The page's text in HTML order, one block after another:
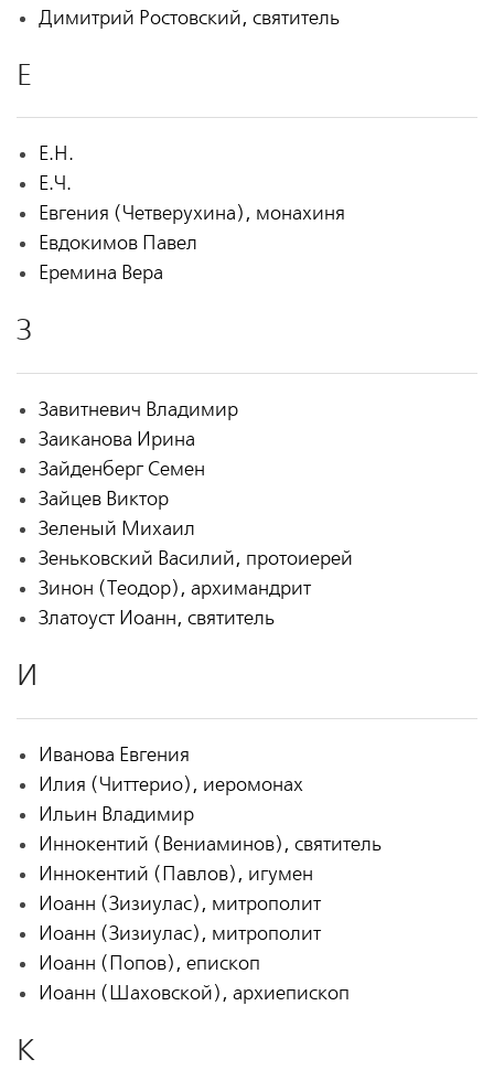
Димитрий Ростовский, святитель
Е
Е.Н.
Е.Ч.
Евгения (Четверухина), монахиня
Евдокимов Павел
Еремина Вера
З
Завитневич Владимир
Заиканова Ирина
Зайденберг Семен
Зайцев Виктор
Зеленый Михаил
Зеньковский Василий, протоиерей
Зинон (Теодор), архимандрит
Златоуст Иоанн, святитель
И
Иванова Евгения
Илия (Читтерио), иеромонах
Ильин Владимир
Иннокентий (Вениаминов), святитель
Иннокентий (Павлов), игумен
Иоанн (Зизиулас), митрополит
Иоанн (Зизиулас), митрополит
Иоанн (Попов), епископ
Иоанн (Шаховской), архиепископ
К